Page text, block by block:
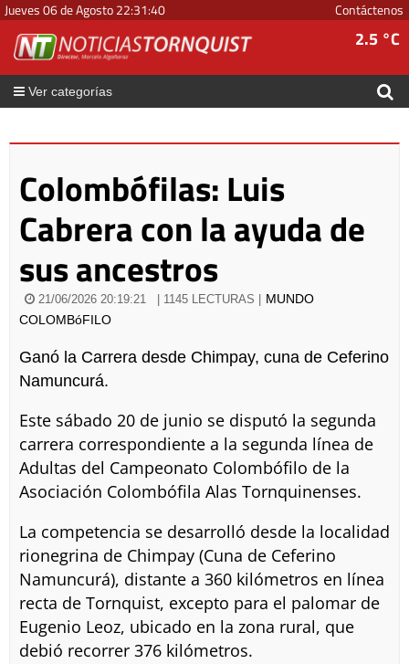
Jueves 06 de Agosto22:31:40 Contáctenos
2.5 °C
Ver categorías
Colombófilas: Luis
Cabrera con la ayuda de
sus ancestros
21/06/2026 20:19:21 | 1145 LECTURAS |
MUNDO
COLOMBóFILO
Ganó la Carrera desde Chimpay, cuna de Ceferino
Namuncurá.
Este sábado 20 de junio se disputó la segunda
carrera correspondiente a la segunda línea de
Adultas del Campeonato Colombófilo de la
Asociación Colombófila Alas Tornquinenses.
La competencia se desarrolló desde la localidad
rionegrina de Chimpay (Cuna de Ceferino
Namuncurá), distante a 360 kilómetros en línea
recta de Tornquist, excepto para el palomar de
Eugenio Leoz, ubicado en la zona rural, que
debió recorrer 376 kilómetros.